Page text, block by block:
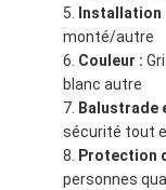
Installation
monté/autre
Couleur :
blanc autre
Balustrade
sécurité tout
Protection
personnes